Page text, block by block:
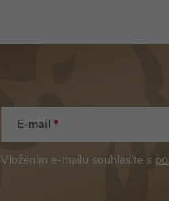
E-mail
Vložením e-mailu souhlasíte s